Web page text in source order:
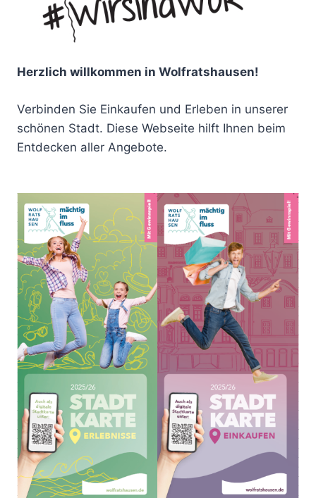
Herzlich willkommen in Wolfratshausen!
Verbinden Sie Einkaufen und Erleben in unserer
schönen Stadt. Diese Webseite hilft Ihnen beim
Entdecken aller Angebote.